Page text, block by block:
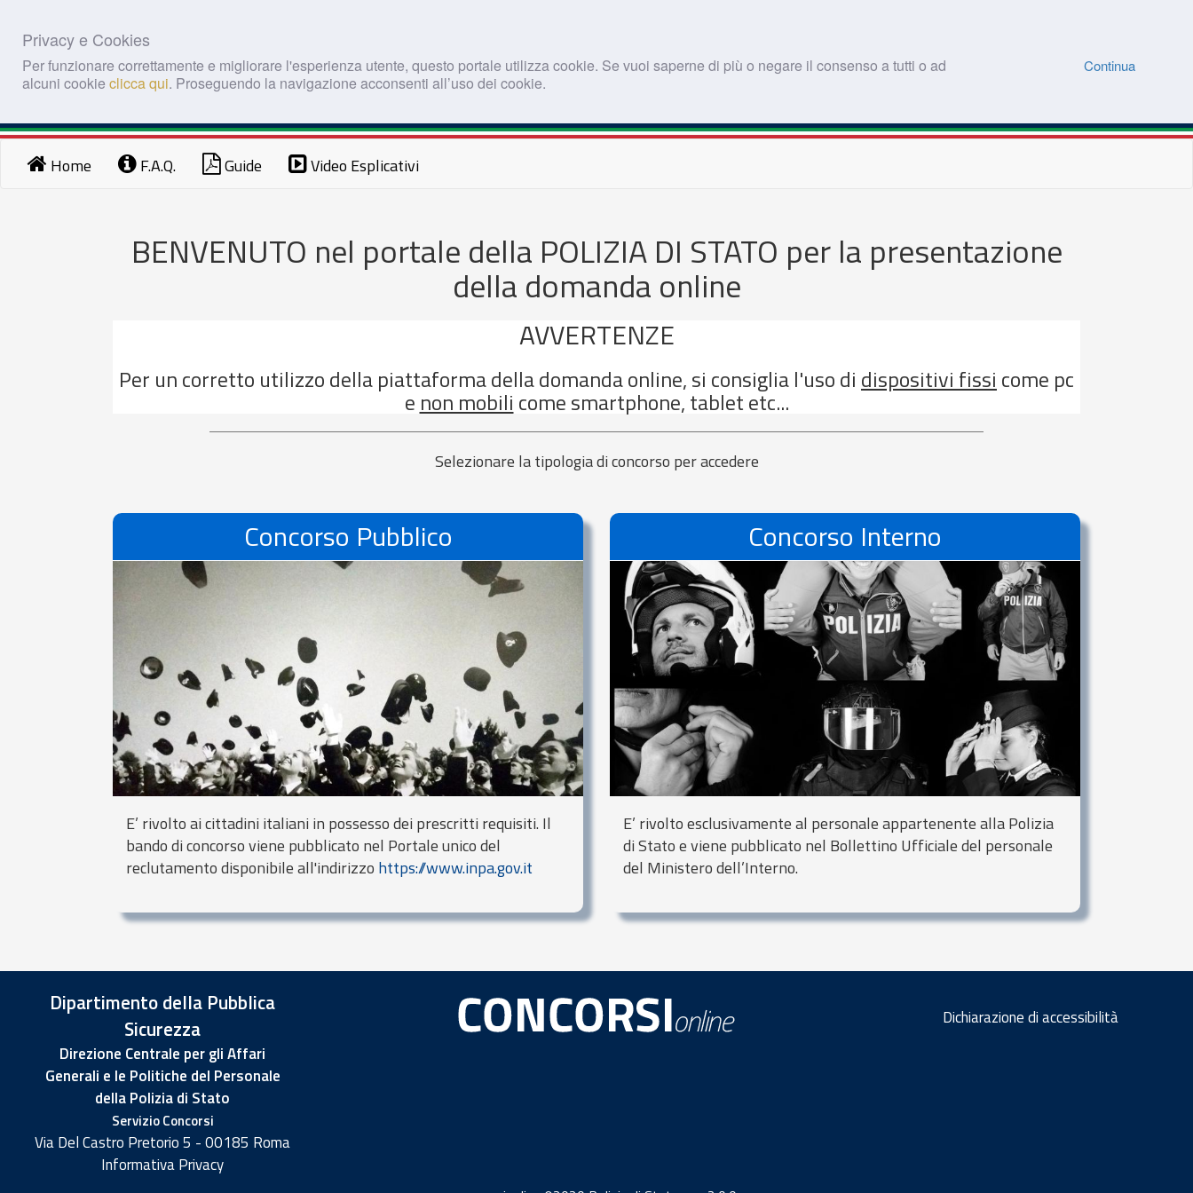
Privacy e Cookies
Per funzionare correttamente e migliorare l'esperienza utente, questo portale utilizza cookie. Se vuoi saperne di più o negare il consenso a tutti o ad
alcuni cookie clicca qui. Proseguendo la navigazione acconsenti all’uso dei cookie.
Continua
Home F.A.Q. Guide Video Esplicativi
BENVENUTO nel portale della POLIZIA DI STATO per la presentazione
della domanda online
AVVERTENZE
Per un corretto utilizzo della piattaforma della domanda online, si consiglia l'uso di dispositivi fissi come pc
e non mobili come smartphone, tablet etc...
Selezionare la tipologia di concorso per accedere
Concorso Pubblico
E’ rivolto ai cittadini italiani in possesso dei prescritti requisiti. Il
bando di concorso viene pubblicato nel Portale unico del
reclutamento disponibile all'indirizzo https://www.inpa.gov.it
Concorso Interno
E’ rivolto esclusivamente al personale appartenente alla Polizia
di Stato e viene pubblicato nel Bollettino Ufficiale del personale
del Ministero dell’Interno.
Dipartimento della Pubblica
Sicurezza
Direzione Centrale per gli Affari
Generali e le Politiche del Personale
della Polizia di Stato
Servizio Concorsi
Via Del Castro Pretorio 5 - 00185 Roma
Informativa Privacy
Dichiarazione di accessibilità